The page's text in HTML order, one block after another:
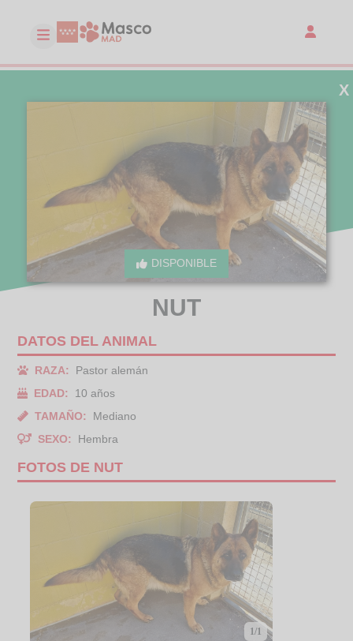
DISPONIBLE
X
NUT
DATOS DEL ANIMAL
RAZA:
Pastor alemán
EDAD:
10 años
TAMAÑO:
Mediano
SEXO:
Hembra
FOTOS DE NUT
1/1